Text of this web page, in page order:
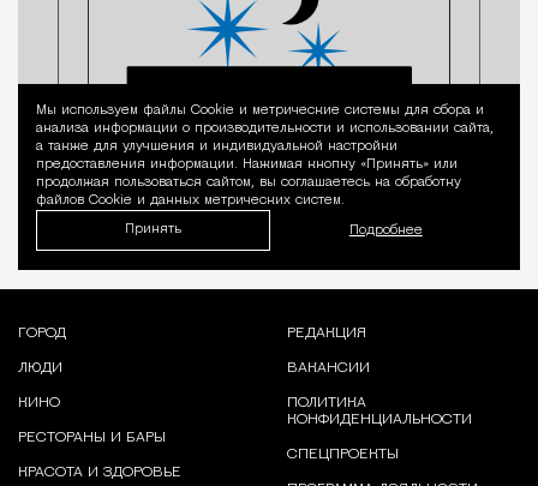
Уведомление
Мы используем файлы Сookie и метрические системы для сбора и
анализа информации о производительности и использовании сайта,
а также для улучшения и индивидуальной настройки
предоставления информации. Нажимая кнопку «Принять» или
продолжая пользоваться сайтом, вы соглашаетесь на обработку
файлов Cookie и данных метрических систем.
Принять Подробнее
ГОРОД
ЛЮДИ
КИНО
РЕСТОРАНЫ И БАРЫ
КРАСОТА И ЗДОРОВЬЕ
РЕДАКЦИЯ
ВАКАНСИИ
ПОЛИТИКА
КОНФИДЕНЦИАЛЬНОСТИ
СПЕЦПРОЕКТЫ